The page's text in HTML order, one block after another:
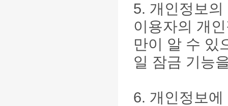
5. 개인정보의
이용자의 개
만이 알 수 있
일 잠금 기능
6. 개인정보